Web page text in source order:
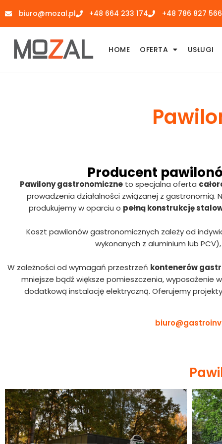
do
treści
biuro@mozal.pl +48 664 233 174 +48 786 827 566
HOME OFERTA USŁUGI
Producent
Pawilony gastronomiczneto specjalna oferta
prowadzenia działalności związanej z gastronomią.
produkujemy w oparciu o pełną konstrukcję
Koszt pawilonów gastronomicznych zależy od
wykonanych z aluminium lub
W zależności od wymagań przestrzeń kontenerów
mniejsze bądź większe pomieszczenia, wyposażenie
dodatkową instalację elektryczną. Oferujemy